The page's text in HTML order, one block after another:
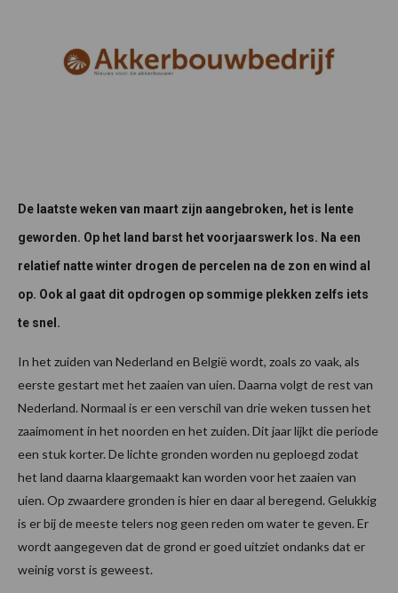
De laatste weken van maart zijn aangebroken, het is lente
geworden. Op het land barst het voorjaarswerk los. Na een
relatief natte winter drogen de percelen na de zon en wind al
op. Ook al gaat dit opdrogen op sommige plekken zelfs iets
te snel.
In het zuiden van Nederland en België wordt, zoals zo vaak, als
eerste gestart met het zaaien van uien. Daarna volgt de rest van
Nederland. Normaal is er een verschil van drie weken tussen het
zaaimoment in het noorden en het zuiden. Dit jaar lijkt die periode
een stuk korter. De lichte gronden worden nu geploegd zodat
het land daarna klaargemaakt kan worden voor het zaaien van
uien. Op zwaardere gronden is hier en daar al beregend. Gelukkig
is er bij de meeste telers nog geen reden om water te geven. Er
wordt aangegeven dat de grond er goed uitziet ondanks dat er
weinig vorst is geweest.